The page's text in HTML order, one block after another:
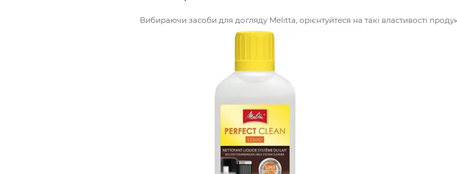
Вибираючи засоби для догляду Melitta, орієнтуйтеся на такі властивості